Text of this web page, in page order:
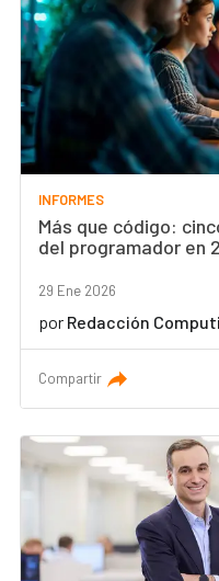
INFORMES
Más que código:
del programador en
29 Ene 2026
por Redacción
Compartir